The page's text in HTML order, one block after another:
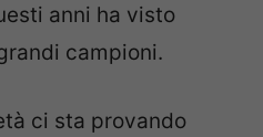
anni ha visto
campioni.
ci sta provando